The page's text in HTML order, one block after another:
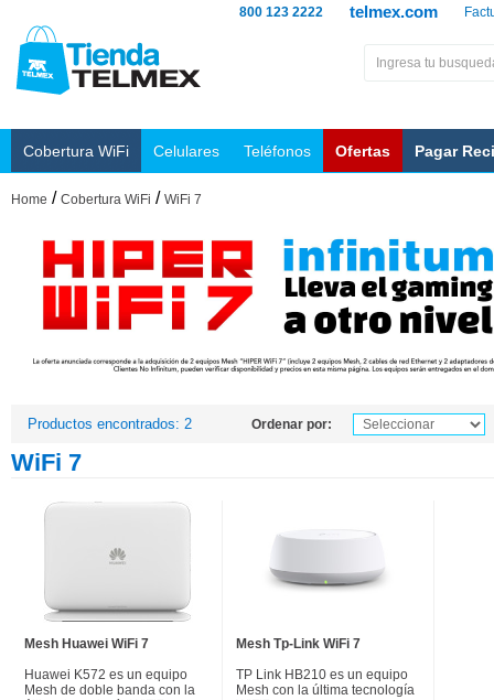
telmex.com
800 123 2222
Cobertura WiFi Celulares Teléfonos Ofertas Pagar
Home / Cobertura WiFi / WiFi 7
Productos encontrados: 2 Ordenar por:
WiFi 7
Mesh Huawei WiFi 7
Huawei K572 es un equipo
Mesh de doble banda con la
Mesh Tp-Link WiFi 7
TP Link HB210 es un equipo
Mesh con la última tecnología